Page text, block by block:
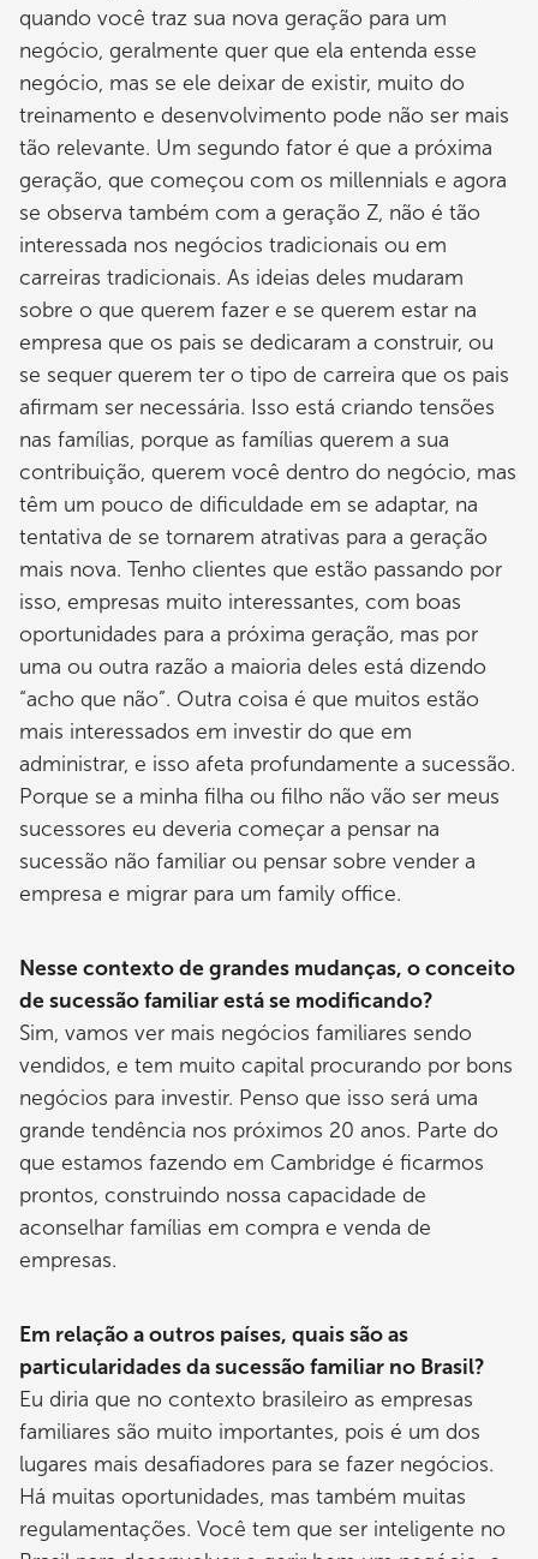
quando você traz sua nova geração para um
negócio, geralmente quer que ela entenda esse
negócio, mas se ele deixar de existir, muito do
treinamento e desenvolvimento pode não ser mais
tão relevante. Um segundo fator é que a próxima
geração, que começou com os millennials e agora
se observa também com a geração Z, não é tão
interessada nos negócios tradicionais ou em
carreiras tradicionais. As ideias deles mudaram
sobre o que querem fazer e se querem estar na
empresa que os pais se dedicaram a construir, ou
se sequer querem ter o tipo de carreira que os pais
afirmam ser necessária. Isso está criando tensões
nas famílias, porque as famílias querem a sua
contribuição, querem você dentro do negócio, mas
têm um pouco de dificuldade em se adaptar, na
tentativa de se tornarem atrativas para a geração
mais nova. Tenho clientes que estão passando por
isso, empresas muito interessantes, com boas
oportunidades para a próxima geração, mas por
uma ou outra razão a maioria deles está dizendo
“acho que não”. Outra coisa é que muitos estão
mais interessados em investir do que em
administrar, e isso afeta profundamente a sucessão.
Porque se a minha filha ou filho não vão ser meus
sucessores eu deveria começar a pensar na
sucessão não familiar ou pensar sobre vender a
empresa e migrar para um family office.
Nesse contexto de grandes mudanças, o conceito
de sucessão familiar está se modificando?
Sim, vamos ver mais negócios familiares sendo
vendidos, e tem muito capital procurando por bons
negócios para investir. Penso que isso será uma
grande tendência nos próximos 20 anos. Parte do
que estamos fazendo em Cambridge é ficarmos
prontos, construindo nossa capacidade de
aconselhar famílias em compra e venda de
empresas.
Em relação a outros países, quais são as
particularidades da sucessão familiar no Brasil?
Eu diria que no contexto brasileiro as empresas
familiares são muito importantes, pois é um dos
lugares mais desafiadores para se fazer negócios.
Há muitas oportunidades, mas também muitas
regulamentações. Você tem que ser inteligente no